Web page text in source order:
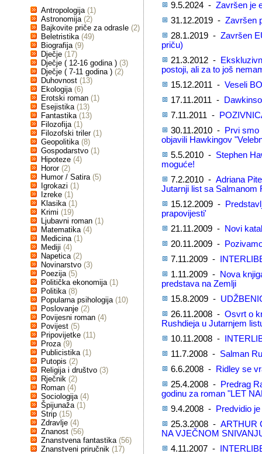
Antropologija (1)
Astronomija (2)
Bajkovite priče za odrasle (2)
Beletristika (49)
Biografija (9)
Dječje (17)
Dječje ( 12-16 godina ) (3)
Dječje ( 7-11 godina ) (2)
Duhovnost (13)
Ekologija (6)
Erotski roman (1)
Esejistika (13)
Fantastika (13)
Filozofija (1)
Filozofski triler (1)
Geopolitika (8)
Gospodarstvo (1)
Hipoteze (4)
Horor (2)
Humor / Satira (5)
Igrokazi (1)
Izreke (1)
Klasika (1)
Krimi (19)
Ljubavni roman (1)
Matematika (4)
Medicina (1)
Mediji (4)
Napetica (2)
Novinarstvo (3)
Poezija (5)
Politička ekonomija (1)
Politika (8)
Popularna psihologija (10)
Poslovanje (2)
Povijesni roman (4)
Povijest (5)
Pripovijetke (11)
Proza (9)
Publicistika (1)
Putopis (2)
Religija i društvo (3)
Rječnik (2)
Roman (4)
Sociologija (4)
Špijunaža (1)
Strip (15)
Zdravlje (4)
Znanost (56)
Znanstvena fantastika (56)
Znanstveni priručnik (17)
9.5.2024 - Završen je
31.12.2019 - Završen
28.1.2019 - Završen
priču)
21.3.2012 -
postoji, ali za to još
15.12.2011 - Veseli
17.11.2011 -
7.11.2011 -
30.11.2010 -
Prvi smo
objavili Hawkingov
5.5.2010 - Stephen
moguće!
7.2.2010 - Adriana
Jutarnji list sa Salmanom
15.12.2009 -
prapovijesti'
21.11.2009 -
Novi
20.11.2009 -
7.11.2009 -
1.11.2009 -
Nova
predstava na Zemlji
15.8.2009 -
26.11.2008 - Osvrt o
Rushdieja u Jutarnjem
10.11.2008 -
11.7.2008 - Salman
6.6.2008 -
Ridley se
25.4.2008 -
Predrag
godinu za roman "LET
9.4.2008 -
Predvidio
25.3.2008 - ARTHUR
NA VJEČNOM
4.11.2007 -